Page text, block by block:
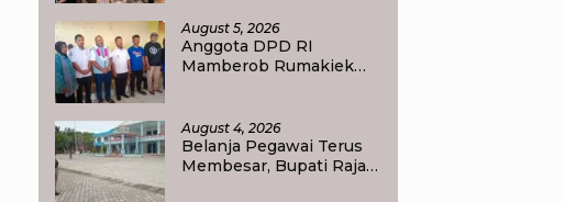
ke-81, Sportivitas Jadi
Pesan Utama
August 5, 2026
Anggota DPD RI
Mamberob Rumakiek
Baru dan Anak Kurang
Mampu
August 4, 2026
Belanja Pegawai Terus
Membesar, Bupati Raja